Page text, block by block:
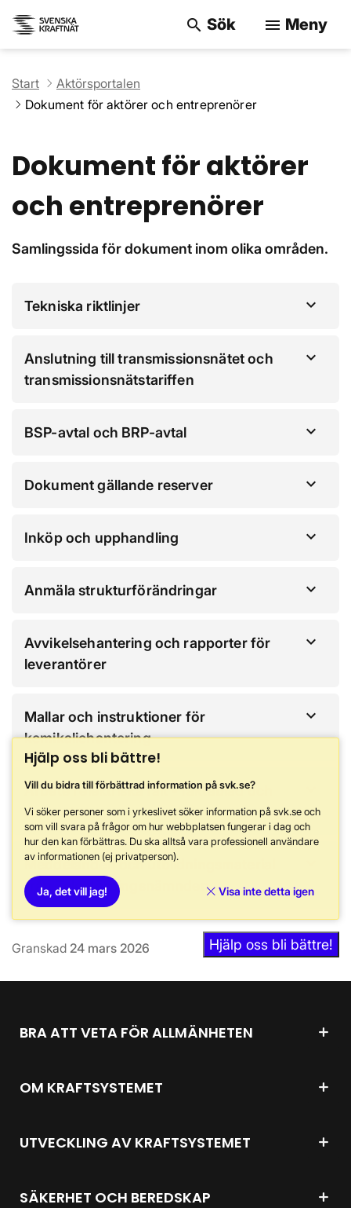
search Sök menu Meny
Start
Aktörsportalen
Dokument för aktörer och entreprenörer
Dokument för aktörer
och entreprenörer
Samlingssida för dokument inom olika områden.
Tekniska riktlinjer
Anslutning till transmissionsnätet och
transmissionsnätstariffen
BSP-avtal och BRP-avtal
Dokument gällande reserver
Inköp och upphandling
Anmäla strukturförändringar
Avvikelsehantering och rapporter för
leverantörer
Mallar och instruktioner för
kemikaliehantering
Arbete i elektriska fält - faktablad och
rapporter
Meddelanden och utbildningsmaterial
från Telestörningsnämnden
Granskad 24 mars 2026
Hjälp oss bli bättre!
Vill du bidra till förbättrad information på svk.se?
Vi söker personer som i yrkeslivet söker information på svk.se och
som vill svara på frågor om hur webbplatsen fungerar i dag och
hur den kan förbättras. Du ska alltså vara professionell användare
av informationen (ej privatperson).
Ja, det vill jag! Visa inte detta igen
Hjälp oss bli bättre!
BRA ATT VETA FÖR ALLMÄNHETEN
OM KRAFTSYSTEMET
UTVECKLING AV KRAFTSYSTEMET
SÄKERHET OCH BEREDSKAP